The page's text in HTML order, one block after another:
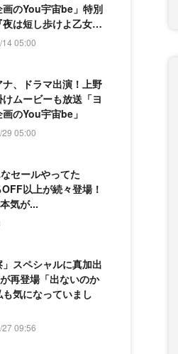
画のYou宇宙be」特別
は短し歩けよ乙女』
05:00
、ドラマ出演！上野
ムービーも放送「ヨ
のYou宇宙be」
05:00
なセールやってた
以上が続々登場！
気が...
」スペシャルに真加出
再登場「出ないのか
気になっていまし
09:56